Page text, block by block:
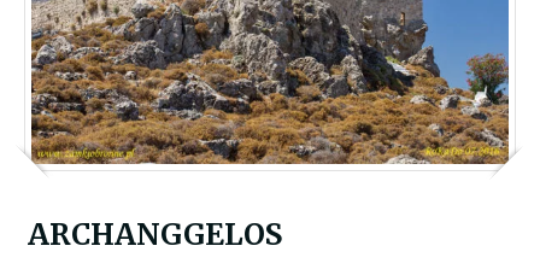
ARCHANGGELOS